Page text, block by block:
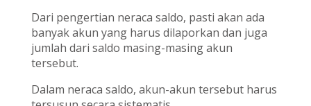
Dari pengertian neraca saldo, pasti akan ada
banyak akun yang harus dilaporkan dan juga
jumlah dari saldo masing-masing akun
tersebut.
Dalam neraca saldo, akun-akun tersebut harus